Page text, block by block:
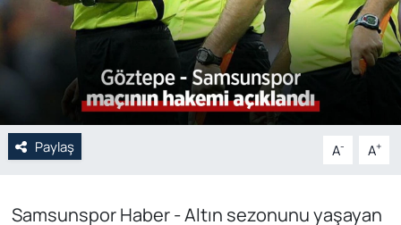
Paylaş A- A+
Samsunspor Haber - Altın sezonunu yaşayan
POLİTİKA
Spor
Web Tv